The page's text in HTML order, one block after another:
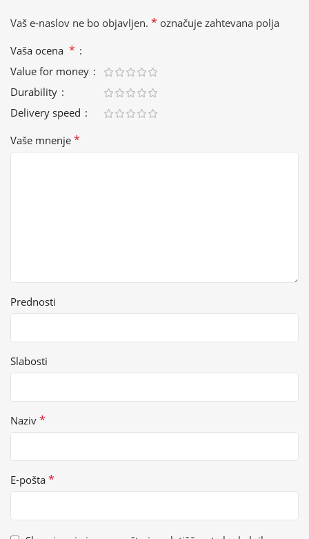
Vaš e-naslov ne bo objavljen. * označuje zahtevana polja
Vaša ocena*
Value for money
Durability
Delivery speed
Vaše mnenje*
Prednosti
Slabosti
Naziv*
E-pošta*